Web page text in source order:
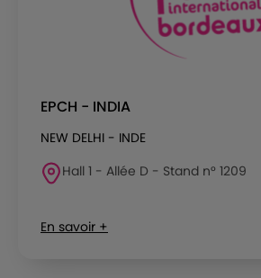
EPCH - INDIA
NEW DELHI - INDE
Hall 1 - Allée D - Stand n° 1209
En savoir +